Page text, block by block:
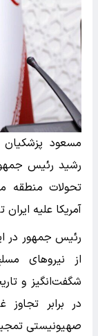
مسعود
رشید رئیس
تحولات منطقه
آمریکا علیه
رئیس جمهور در
از نیروهای
شگفت‌انگیز و
در برابر تجاوز
صهیونیستی